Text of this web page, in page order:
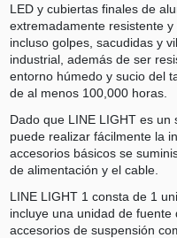
LED y cubiertas finales de
extremadamente resistente
incluso golpes, sacudidas y
industrial, además de ser
entorno húmedo y sucio del
de al menos 100,000 horas.
Dado que LINE LIGHT es un
puede realizar fácilmente la
accesorios básicos se
de alimentación y el cable.
LINE LIGHT 1 consta de 1
incluye una unidad de
accesorios de suspensión